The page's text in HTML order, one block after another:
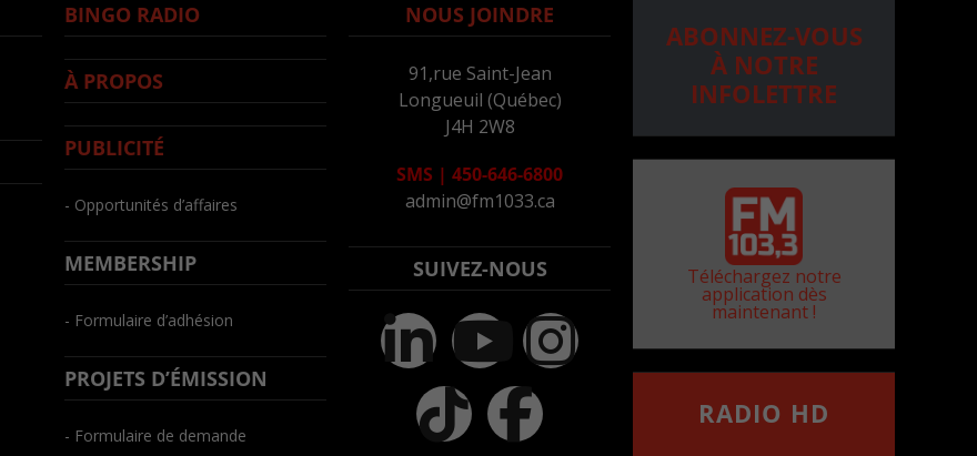
BINGO RADIO
À PROPOS
PUBLICITÉ
- Opportunités d’affaires
MEMBERSHIP
- Formulaire d’adhésion
PROJETS D’ÉMISSION
- Formulaire de demande
NOUS JOINDRE
91,rue Saint-Jean
Longueuil (Québec)
J4H 2W8
SMS | 450-646-6800
admin@fm1033.ca
SUIVEZ-NOUS
ABONNEZ-VOUS
À NOTRE
INFOLETTRE
Téléchargez notre
application dès
maintenant !
RADIO HD